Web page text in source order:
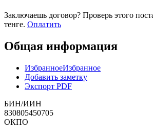
Заключаешь договор? Проверь этого
тенге. Оплатить
Общая информация
ИзбранноеИзбранное
Добавить заметку
Экспорт PDF
БИН/ИИН
830805450705
ОКПО